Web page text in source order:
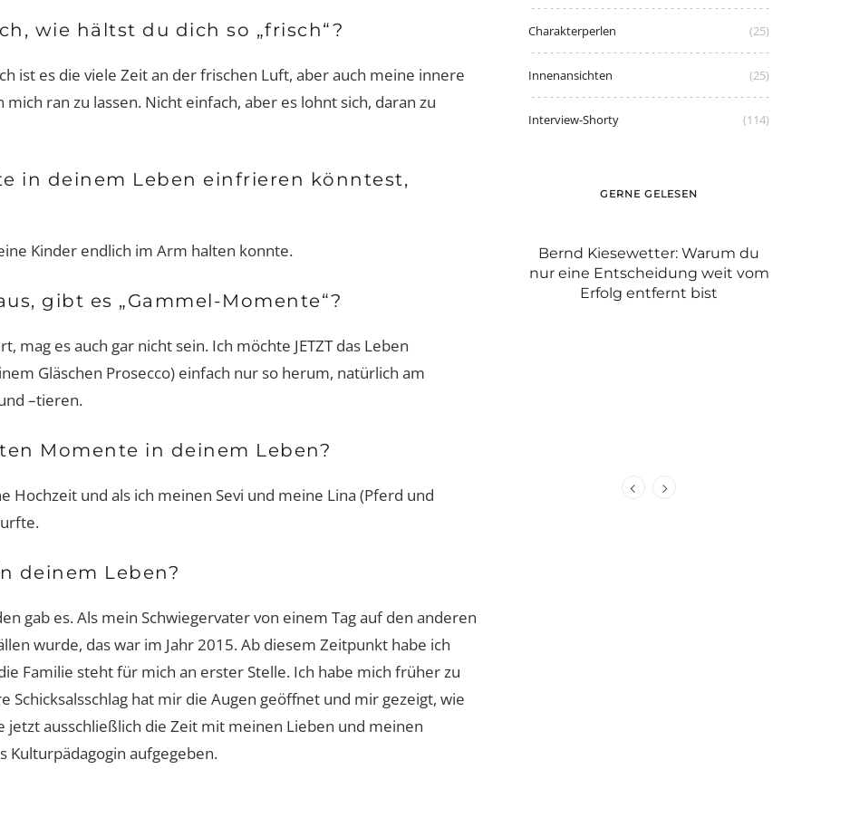
wie hältst du dich so „frisch“?
ist es die viele Zeit an der frischen Luft, aber auch meine innere
ran zu lassen. Nicht einfach, aber es lohnt sich, daran zu
in deinem Leben einfrieren könntest,
Kinder endlich im Arm halten konnte.
gibt es „Gammel-Momente“?
mag es auch gar nicht sein. Ich möchte JETZT das Leben
Gläschen Prosecco) einfach nur so herum, natürlich am
–tieren.
Momente in deinem Leben?
Hochzeit und als ich meinen Sevi und meine Lina (Pferd und
deinem Leben?
gab es. Als mein Schwiegervater von einem Tag auf den anderen
wurde, das war im Jahr 2015. Ab diesem Zeitpunkt habe ich
Familie steht für mich an erster Stelle. Ich habe mich früher zu
hat mir die Augen geöffnet und mir gezeigt, wie
jetzt ausschließlich die Zeit mit meinen Lieben und meinen
Kulturpädagogin aufgegeben.
Charakterperlen (25)
Innenansichten (25)
Interview-Shorty (114)
GERNE GELESEN
Interview-Shorty mit Dr. Michael
nur eine Entscheidung weit vom
Graue Haare: mit Stolz tragen wie
Caroline oder färben?